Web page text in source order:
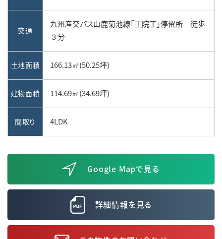
交通
九州産交バス山鹿菊池線「正院丁」停留所 徒歩
３分
土地面積 166.13㎡(50.25坪)
建物面積 114.69㎡(34.69坪)
間取り 4LDK
Google Mapで見る
詳細情報を見る